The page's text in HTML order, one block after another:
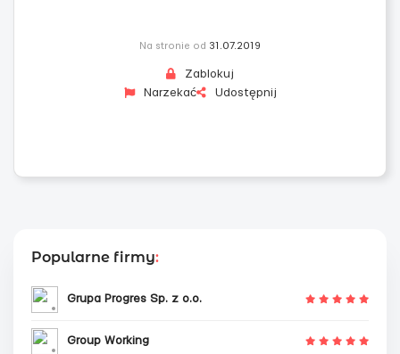
Na stronie od 31.07.2019
Zablokuj
Narzekać
Udostępnij
Popularne firmy:
Grupa Progres Sp. z o.o.
Group Working